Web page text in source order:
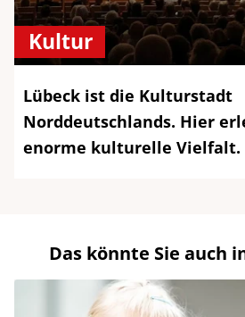
Kultur
Lübeck ist die Kulturstadt
Norddeutschlands. Hier
enorme kulturelle Vielfalt.
Das könnte Sie auch